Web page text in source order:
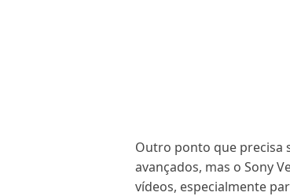
Outro ponto que precisa
avançados, mas o Sony
vídeos, especialmente